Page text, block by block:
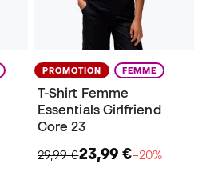
PROMOTION FEMME
T-Shirt Femme
Essentials Girlfriend
Core 23
29,99 €23,99 €−20%